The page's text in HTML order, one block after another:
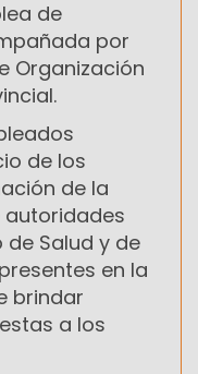
de
por
Organización
de los
de la
Salud y de
en la
brindar
a los